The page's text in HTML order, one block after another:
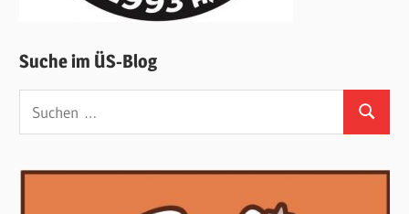
Suche im ÜS-Blog
Suchen